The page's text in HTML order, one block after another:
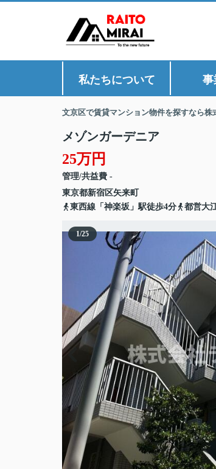
私たちについて 事
文京区で賃貸マンション物件を探すなら株
メゾンガーデニア
25万円
管理/共益費 -
東京都新宿区矢来町
東西線「神楽坂」駅徒歩4分
都営大
1/25